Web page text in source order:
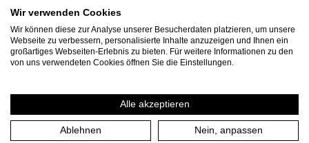
Facebook
Instagram
Newsletter
Privacy Policy
Wir verwenden Cookies
Wir können diese zur Analyse unserer Besucherdaten platzieren, um unsere
Webseite zu verbessern, personalisierte Inhalte anzuzeigen und Ihnen ein
großartiges Webseiten-Erlebnis zu bieten. Für weitere Informationen zu den
von uns verwendeten Cookies öffnen Sie die Einstellungen.
Alle akzeptieren
Ablehnen Nein, anpassen